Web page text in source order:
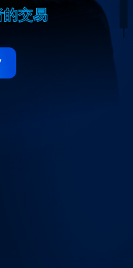
的
的交
交易
易